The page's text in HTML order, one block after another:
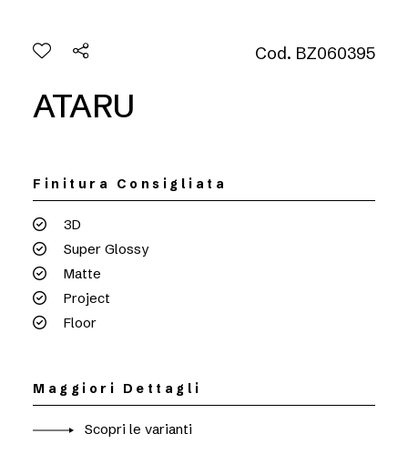
Cod. BZ060395
ATARU
Finitura Consigliata
3D
Super Glossy
Matte
Project
Floor
Maggiori Dettagli
Scopri le varianti